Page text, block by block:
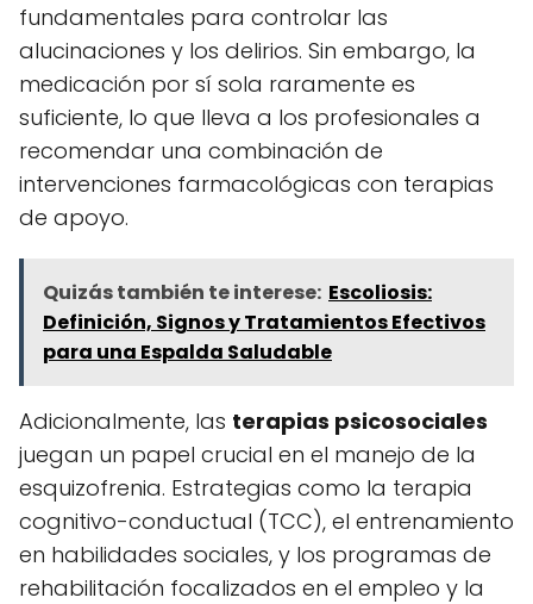
fundamentales para controlar las
alucinaciones y los delirios. Sin embargo, la
medicación por sí sola raramente es
suficiente, lo que lleva a los profesionales a
recomendar una combinación de
intervenciones farmacológicas con terapias
de apoyo.
Quizás también te interese: Escoliosis:
Definición, Signos y Tratamientos Efectivos
para una Espalda Saludable
Adicionalmente, las terapias psicosociales
juegan un papel crucial en el manejo de la
esquizofrenia. Estrategias como la terapia
cognitivo-conductual (TCC), el entrenamiento
en habilidades sociales, y los programas de
rehabilitación focalizados en el empleo y la